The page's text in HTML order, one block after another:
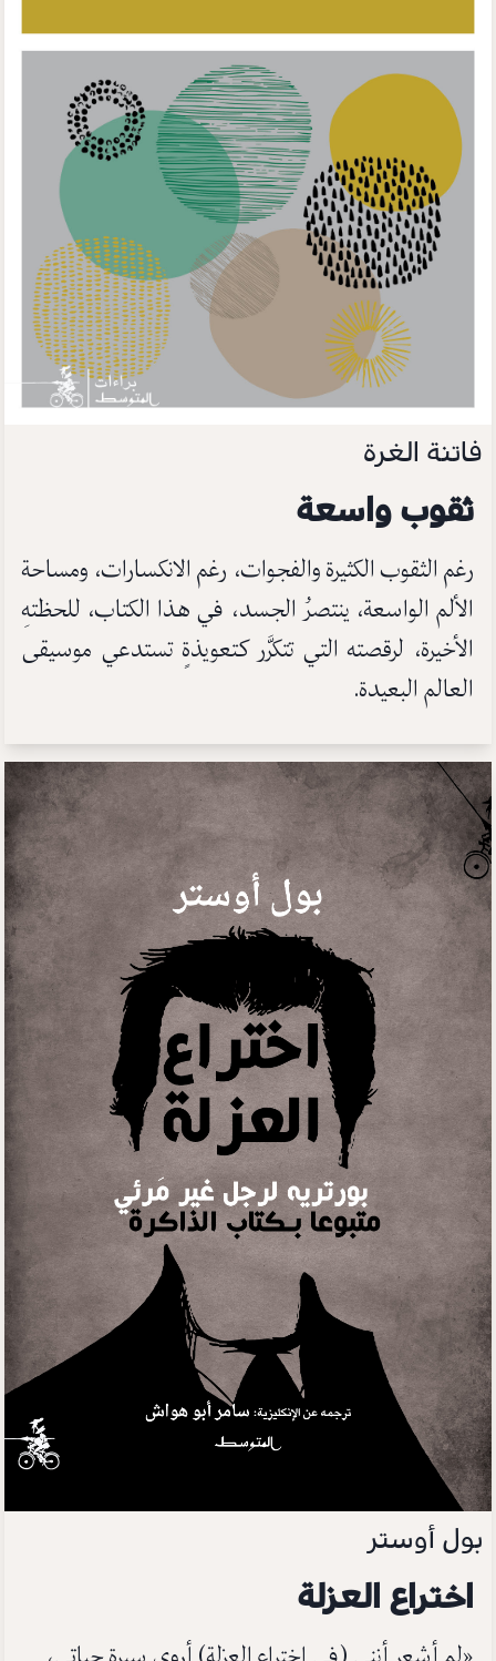
فاتنة الغرة
ثقوب واسعة
رغم الثقوب الكثيرة والفجوات، رغم الانكسارات، ومساحة
الألم الواسعة، ينتصرُ الجسد، في هذا الكتاب، للحظتهِ
الأخيرة، لرقصته التي تتكرَّر كتعويذةٍ تستدعي موسيقى
العالم البعيدة.
بول أوستر
اختراع العزلة